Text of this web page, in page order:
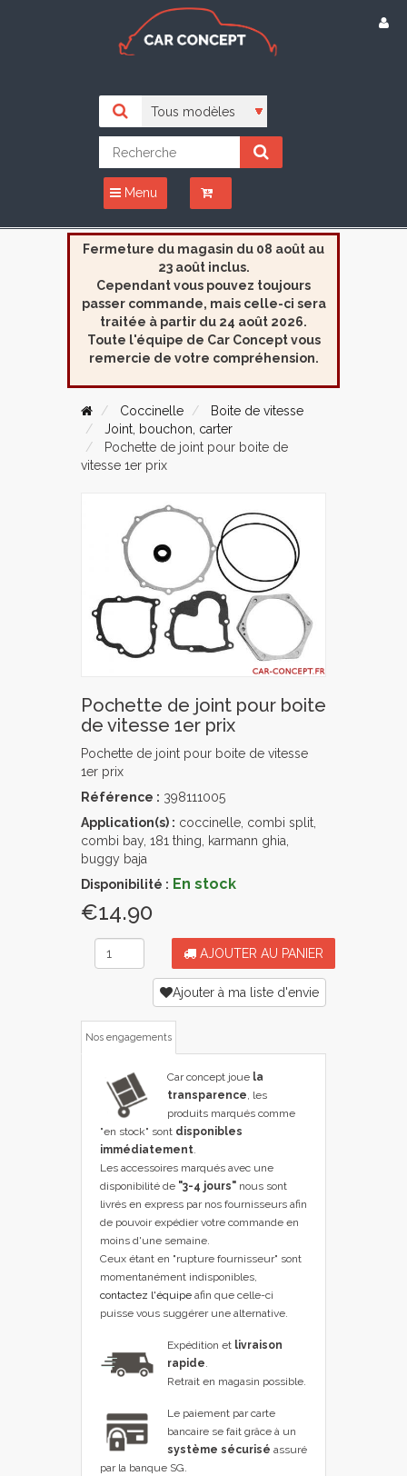
Menu
Fermeture du magasin du 08 août au
23 août inclus.
Cependant vous pouvez toujours
passer commande, mais celle-ci sera
traitée à partir du 24 août 2026.
Toute l'équipe de Car Concept vous
remercie de votre compréhension.
Coccinelle
Boite de vitesse
Joint, bouchon, carter
Pochette de joint pour boite de
vitesse 1er prix
Pochette de joint pour boite
de vitesse 1er prix
Pochette de joint pour boite de vitesse
1er prix
Référence : 398111005
Application(s) : coccinelle, combi split,
combi bay, 181 thing, karmann ghia,
buggy baja
Disponibilité : En stock
€14.90
AJOUTER AU PANIER
Ajouter à ma liste d'envie
Nos engagements
Car concept joue la
transparence, les
produits marqués comme
"en stock" sont disponibles
immédiatement.
Les accessoires marqués avec une
disponibilité de "3-4 jours" nous sont
livrés en express par nos fournisseurs afin
de pouvoir expédier votre commande en
moins d'une semaine.
Ceux étant en "rupture fournisseur" sont
momentanément indisponibles,
contactez l'équipe afin que celle-ci
puisse vous suggérer une alternative.
Expédition et livraison
rapide.
Retrait en magasin possible.
Le paiement par carte
bancaire se fait grâce à un
système sécurisé assuré
par la banque SG.